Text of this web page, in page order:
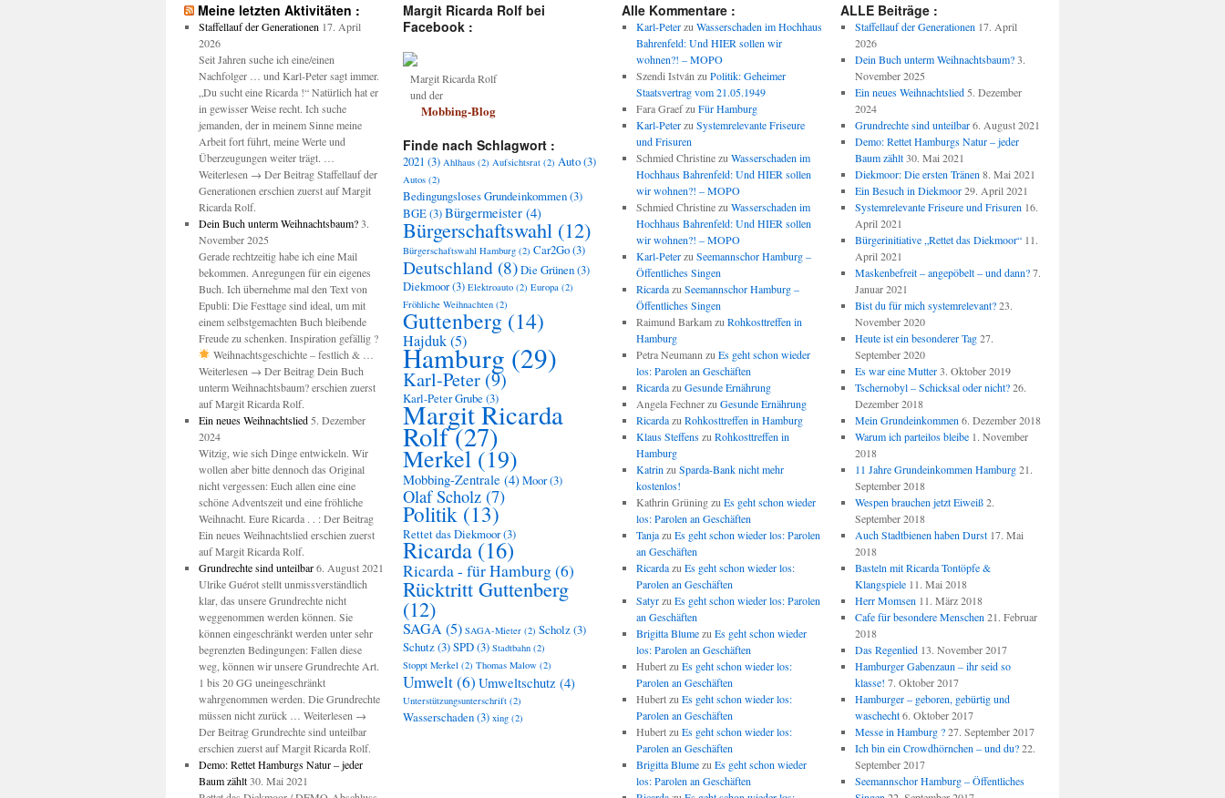
Meine letzten Aktivitäten :
Staffellauf der Generationen 17. April
2026
Seit Jahren suche ich eine/einen
Nachfolger … und Karl-Peter sagt immer.
„Du sucht eine Ricarda !“ Natürlich hat er
in gewisser Weise recht. Ich suche
jemanden, der in meinem Sinne meine
Arbeit fort führt, meine Werte und
Überzeugungen weiter trägt. …
Weiterlesen → Der Beitrag Staffellauf der
Generationen erschien zuerst auf Margit
Ricarda Rolf.
Dein Buch unterm Weihnachtsbaum? 3.
November 2025
Gerade rechtzeitig habe ich eine Mail
bekommen. Anregungen für ein eigenes
Buch. Ich übernehme mal den Text von
Epubli: Die Festtage sind ideal, um mit
einem selbstgemachten Buch bleibende
Freude zu schenken. Inspiration gefällig ?
Weihnachtsgeschichte – festlich & …
Weiterlesen → Der Beitrag Dein Buch
unterm Weihnachtsbaum? erschien zuerst
auf Margit Ricarda Rolf.
Ein neues Weihnachtslied 5. Dezember
2024
Witzig, wie sich Dinge entwickeln. Wir
wollen aber bitte dennoch das Original
nicht vergessen: Euch allen eine eine
schöne Adventszeit und eine fröhliche
Weihnacht. Eure Ricarda . . : Der Beitrag
Ein neues Weihnachtslied erschien zuerst
auf Margit Ricarda Rolf.
Grundrechte sind unteilbar 6. August 2021
Ulrike Guérot stellt unmissverständlich
klar, das unsere Grundrechte nicht
weggenommen werden können. Sie
können eingeschränkt werden unter sehr
begrenzten Bedingungen: Fallen diese
weg, können wir unsere Grundrechte Art.
1 bis 20 GG uneingeschränkt
wahrgenommen werden. Die Grundrechte
müssen nicht zurück … Weiterlesen →
Der Beitrag Grundrechte sind unteilbar
erschien zuerst auf Margit Ricarda Rolf.
Demo: Rettet Hamburgs Natur – jeder
Baum zählt 30. Mai 2021
Margit Ricarda Rolf bei
Facebook :
Margit Ricarda Rolf
und der
Mobbing-Blog
Finde nach Schlagwort :
2021 (3) Ahlhaus (2) Aufsichtsrat (2) Auto(3)
Autos (2)
Bedingungsloses Grundeinkommen(3)
BGE(3)Bürgermeister (4)
Bürgerschaftswahl (12)
Bürgerschaftswahl Hamburg (2) Car2Go(3)
Deutschland (8)Die Grünen(3)
Diekmoor(3) Elektroauto (2) Europa (2)
Fröhliche Weihnachten (2)
Guttenberg (14)
Hajduk(5)
Hamburg (29)
Karl-Peter (9)
Karl-Peter Grube(3)
Margit Ricarda
Rolf(27)
Merkel (19)
Mobbing-Zentrale (4)Moor(3)
Olaf Scholz (7)
Politik (13)
Rettet das Diekmoor(3)
Ricarda (16)
Ricarda - für Hamburg(6)
Rücktritt Guttenberg
(12)
SAGA(5) SAGA-Mieter (2) Scholz(3)
Schutz(3)SPD(3) Stadtbahn (2)
Stoppt Merkel (2) Thomas Malow (2)
Umwelt(6) Umweltschutz (4)
Unterstützungsunterschrift (2)
Wasserschaden(3) xing (2)
Alle Kommentare :
Karl-Peterzu Wasserschaden im Hochhaus
Bahrenfeld: Und HIER sollen wir
wohnen?! – MOPO
Szendi István zu Politik: Geheimer
Staatsvertrag vom 21.05.1949
Fara Graefzu Für Hamburg
Karl-Peterzu Systemrelevante Friseure
und Frisuren
Schmied Christinezu Wasserschaden im
Hochhaus Bahrenfeld: Und HIER sollen
wir wohnen?! – MOPO
Schmied Christinezu Wasserschaden im
Hochhaus Bahrenfeld: Und HIER sollen
wir wohnen?! – MOPO
Karl-Peterzu Seemannschor Hamburg –
Öffentliches Singen
Ricardazu Seemannschor Hamburg –
Öffentliches Singen
Raimund Barkamzu Rohkosttreffen in
Hamburg
Petra Neumann zu Es geht schon wieder
los: Parolen an Geschäften
Ricardazu Gesunde Ernährung
Angela Fechnerzu Gesunde Ernährung
Ricardazu Rohkosttreffen in Hamburg
Klaus Steffenszu Rohkosttreffen in
Hamburg
Katrin zu Sparda-Bank nicht mehr
kostenlos!
Kathrin Grüningzu Es geht schon wieder
los: Parolen an Geschäften
Tanjazu Es geht schon wieder los: Parolen
an Geschäften
Ricardazu Es geht schon wieder los:
Parolen an Geschäften
Satyrzu Es geht schon wieder los: Parolen
an Geschäften
Brigitta Blumezu Es geht schon wieder
los: Parolen an Geschäften
Hubertzu Es geht schon wieder los:
Parolen an Geschäften
Hubertzu Es geht schon wieder los:
Parolen an Geschäften
Hubertzu Es geht schon wieder los:
Parolen an Geschäften
Brigitta Blumezu Es geht schon wieder
los: Parolen an Geschäften
ALLE Beiträge :
Staffellauf der Generationen 17. April
2026
Dein Buch unterm Weihnachtsbaum? 3.
November 2025
Ein neues Weihnachtslied 5. Dezember
2024
Grundrechte sind unteilbar 6. August 2021
Demo: Rettet Hamburgs Natur – jeder
Baum zählt 30. Mai 2021
Diekmoor: Die ersten Tränen 8. Mai 2021
Ein Besuch in Diekmoor 29. April 2021
Systemrelevante Friseure und Frisuren 16.
April 2021
Bürgerinitiative „Rettet das Diekmoor“ 11.
April 2021
Maskenbefreit – angepöbelt – und dann? 7.
Januar 2021
Bist du für mich systemrelevant? 23.
November 2020
Heute ist ein besonderer Tag 27.
September 2020
Es war eine Mutter 3. Oktober 2019
Tschernobyl – Schicksal oder nicht? 26.
Dezember 2018
Mein Grundeinkommen 6. Dezember 2018
Warum ich parteilos bleibe 1. November
2018
11 Jahre Grundeinkommen Hamburg 21.
September 2018
Wespen brauchen jetzt Eiweiß 2.
September 2018
Auch Stadtbienen haben Durst 17. Mai
2018
Basteln mit Ricarda Tontöpfe &
Klangspiele 11. Mai 2018
Herr Momsen 11. März 2018
Cafe für besondere Menschen 21. Februar
2018
Das Regenlied 13. November 2017
Hamburger Gabenzaun – ihr seid so
klasse! 7. Oktober 2017
Hamburger – geboren, gebürtig und
waschecht 6. Oktober 2017
Messe in Hamburg ? 27. September 2017
Ich bin ein Crowdhörnchen – und du? 22.
September 2017
Seemannschor Hamburg – Öffentliches